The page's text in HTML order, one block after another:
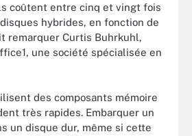
coûtent entre cinq et vingt fois
hybrides, en fonction de
remarquer Curtis Buhrkuhl,
une société spécialisée en
des composants mémoire
très rapides. Embarquer un
un disque dur, même si cette